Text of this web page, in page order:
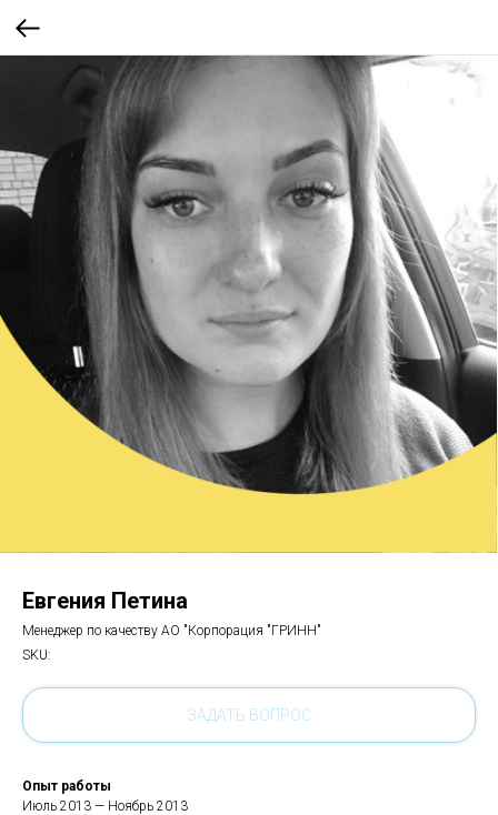
Евгения Петина
Менеджер по качеству АО "Корпорация "ГРИНН"
SKU:
ЗАДАТЬ ВОПРОС
Опыт работы
Июль 2013 — Ноябрь 2013